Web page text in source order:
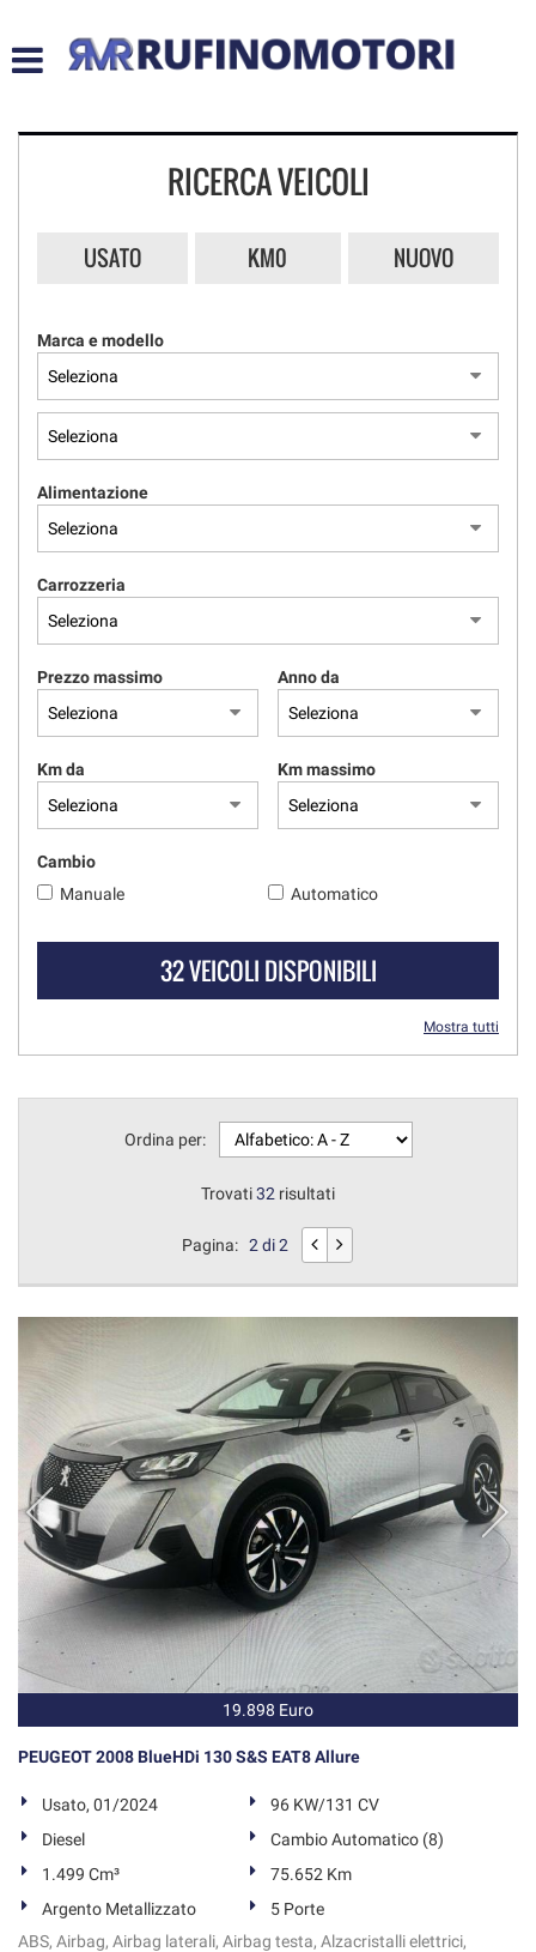
ASSISTENZA
RICERCA VEICOLI
USATO KM0 NUOVO
Marca e modello
Alimentazione
Carrozzeria
Prezzo massimo Anno da
Km da Km massimo
Cambio
Manuale
Automatico
32 VEICOLI DISPONIBILI
Mostra tutti
Ordina per:
Trovati32 risultati
Pagina:2 di 2
19.898 Euro
PEUGEOT 2008 BlueHDi 130 S&S EAT8 Allure
Usato, 01/2024
96 KW/131 CV
Diesel
Cambio Automatico (8)
1.499 Cm³
75.652 Km
Argento Metallizzato
5 Porte
ABS, Airbag, Airbag laterali, Airbag testa, Alzacristalli elettrici,